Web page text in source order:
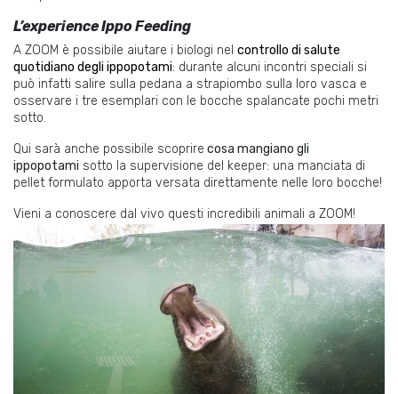
L’experience Ippo Feeding
A ZOOM è possibile aiutare i biologi nel controllo di salute
quotidiano degli ippopotami: durante alcuni incontri speciali si
può infatti salire sulla pedana a strapiombo sulla loro vasca e
osservare i tre esemplari con le bocche spalancate pochi metri
sotto.
Qui sarà anche possibile scoprire cosa mangiano gli
ippopotami sotto la supervisione del keeper: una manciata di
pellet formulato apporta versata direttamente nelle loro bocche!
Vieni a conoscere dal vivo questi incredibili animali a ZOOM!